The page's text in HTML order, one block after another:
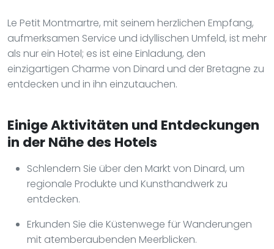
Le Petit Montmartre, mit seinem herzlichen Empfang,
aufmerksamen Service und idyllischen Umfeld, ist mehr
als nur ein Hotel; es ist eine Einladung, den
einzigartigen Charme von Dinard und der Bretagne zu
entdecken und in ihn einzutauchen.
Einige Aktivitäten und Entdeckungen
in der Nähe des Hotels
Schlendern Sie über den Markt von Dinard, um
regionale Produkte und Kunsthandwerk zu
entdecken.
Erkunden Sie die Küstenwege für Wanderungen
mit atemberaubenden Meerblicken.